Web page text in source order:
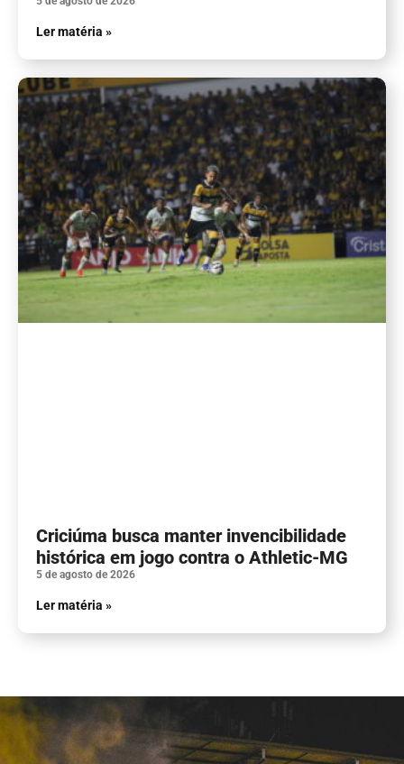
Ler matéria »
Criciúma busca manter invencibilidade
histórica em jogo contra o Athletic-MG
5 de agosto de 2026
Ler matéria »